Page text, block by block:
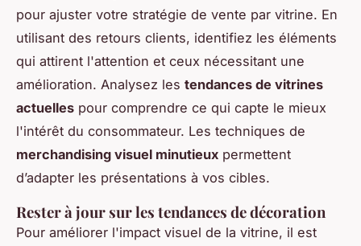
pour ajuster votre stratégie de vente par vitrine. En
utilisant des retours clients, identifiez les éléments
qui attirent l'attention et ceux nécessitant une
amélioration. Analysez les tendances de vitrines
actuelles pour comprendre ce qui capte le mieux
l'intérêt du consommateur. Les techniques de
merchandising visuel minutieux permettent
d’adapter les présentations à vos cibles.
Rester à jour sur les tendances de décoration
Pour améliorer l'impact visuel de la vitrine, il est